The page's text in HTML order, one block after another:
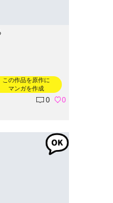
この作品を原作に
マンガを作成
0 0